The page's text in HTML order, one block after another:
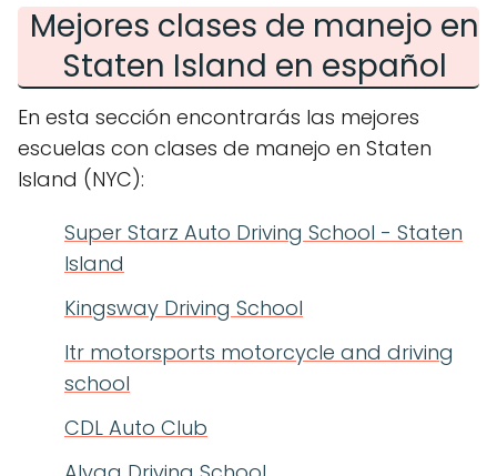
Mejores clases de manejo en
Staten Island en español
En esta sección encontrarás las mejores
escuelas con clases de manejo en Staten
Island (NYC):
Super Starz Auto Driving School - Staten
Island
Kingsway Driving School
ltr motorsports motorcycle and driving
school
CDL Auto Club